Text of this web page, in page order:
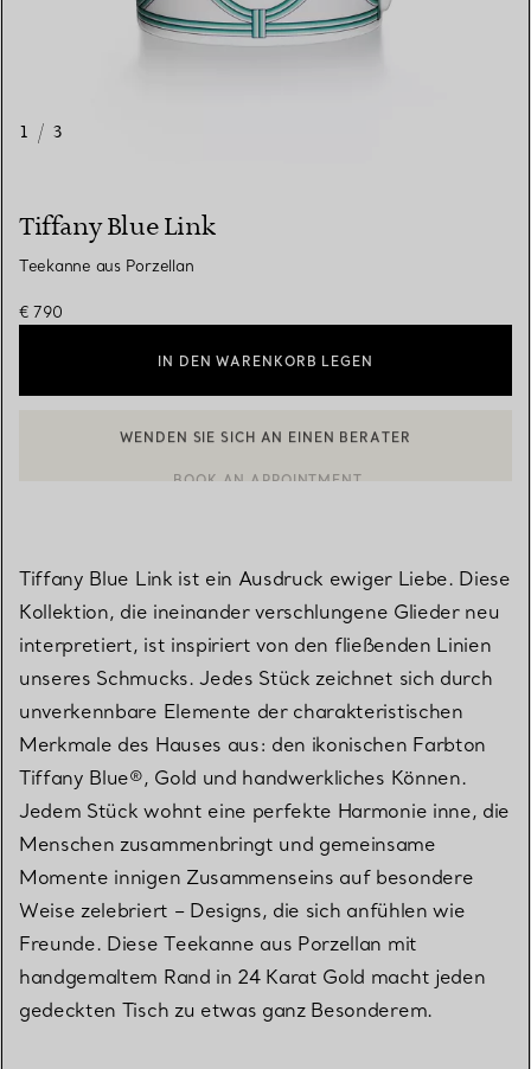
1 / 3
Tiffany Blue Link
Teekanne aus Porzellan
€ 790
IN DEN WARENKORB LEGEN
Tiffany Blue Link ist ein Ausdruck ewiger Liebe. Diese
Kollektion, die ineinander verschlungene Glieder neu
interpretiert, ist inspiriert von den fließenden Linien
unseres Schmucks. Jedes Stück zeichnet sich durch
unverkennbare Elemente der charakteristischen
Merkmale des Hauses aus: den ikonischen Farbton
Tiffany Blue®, Gold und handwerkliches Können.
Jedem Stück wohnt eine perfekte Harmonie inne, die
Menschen zusammenbringt und gemeinsame
Momente innigen Zusammenseins auf besondere
Weise zelebriert – Designs, die sich anfühlen wie
Freunde. Diese Teekanne aus Porzellan mit
handgemaltem Rand in 24 Karat Gold macht jeden
gedeckten Tisch zu etwas ganz Besonderem.